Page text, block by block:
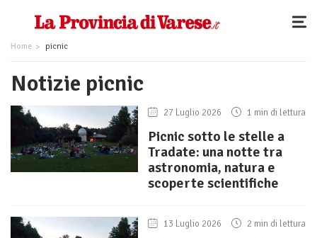
Home picnic
Notizie picnic
27 Luglio 2026 1 min di lettura
Picnic sotto le stelle a
Tradate: una notte tra
astronomia, natura e
scoperte scientifiche
13 Luglio 2026 2 min di lettura